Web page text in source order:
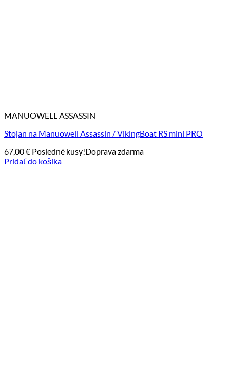
MANUOWELL ASSASSIN
Stojan na Manuowell Assassin / VikingBoat RS mini PRO
67,00€ Posledné kusy!Doprava zdarma
Pridať do košíka